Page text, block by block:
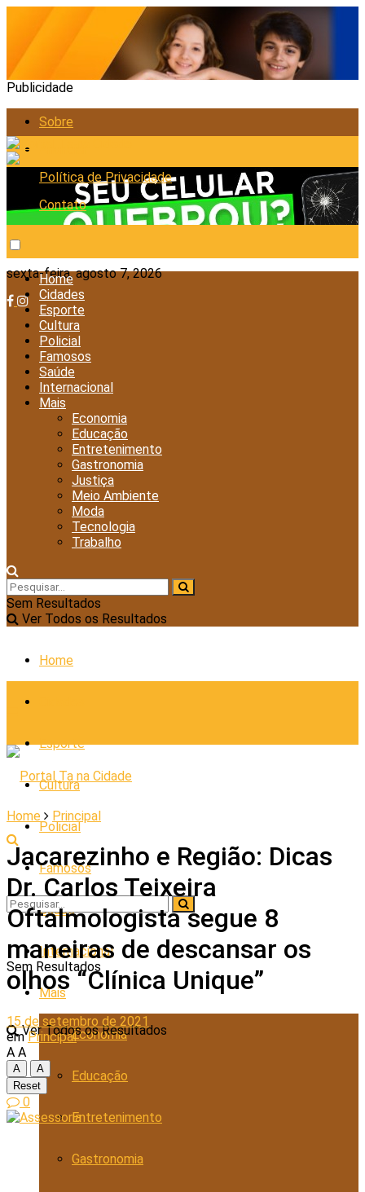
Publicidade
Sobre
Política de Privacidade
Contato
sexta-feira, agosto 7, 2026
Home
Cidades
Esporte
Cultura
Policial
Famosos
Saúde
Internacional
Mais
Economia
Educação
Entretenimento
Gastronomia
Justiça
Meio Ambiente
Moda
Tecnologia
Trabalho
Sem Resultados
Ver Todos os Resultados
Home
Esporte
Cultura
Policial
Famosos
Saúde
Internacional
Mais
Economia
Educação
Entretenimento
Gastronomia
Sem Resultados
Ver Todos os Resultados
Home Principal
Jacarezinho e Região: Dicas
Dr. Carlos Teixeira
Oftalmologista segue 8
maneiras de descansar os
olhos “Clínica Unique”
15 de setembro de 2021
em Principal
A A
A
A
Reset
0